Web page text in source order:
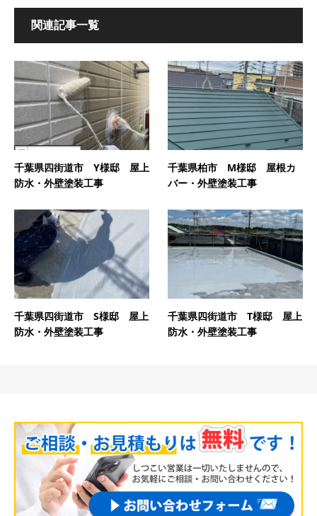
関連記事一覧
千葉県四街道市 Y様邸 屋上
防水・外壁塗装工事
千葉県柏市 M様邸 屋根カ
バー・外壁塗装工事
千葉県四街道市 S様邸 屋上
防水・外壁塗装工事
千葉県四街道市 T様邸 屋上
防水・外壁塗装工事